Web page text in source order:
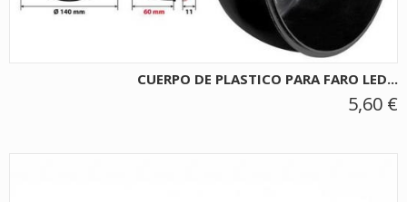
CUERPO DE PLASTICO PARA FARO LED...
5,60 €